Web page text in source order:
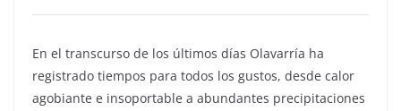
En el transcurso de los últimos días Olavarría ha
registrado tiempos para todos los gustos, desde calor
agobiante e insoportable a abundantes precipitaciones